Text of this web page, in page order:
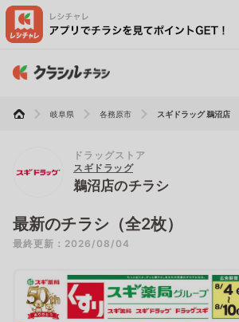
岐阜県 各務原市 スギドラッグ 鵜沼店
ドラッグストア
スギドラッグ
鵜沼店のチラシ
最新のチラシ（全2枚）
最終更新：2026/08/04